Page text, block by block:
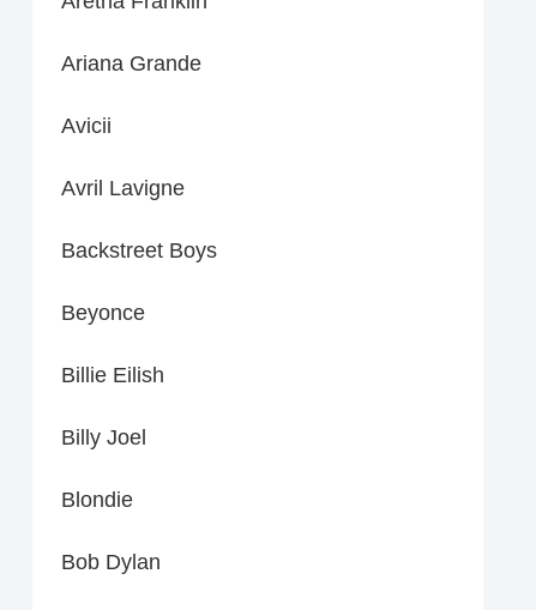
Ariana Grande
Avicii
Avril Lavigne
Backstreet Boys
Beyonce
Billie Eilish
Billy Joel
Blondie
Bob Dylan